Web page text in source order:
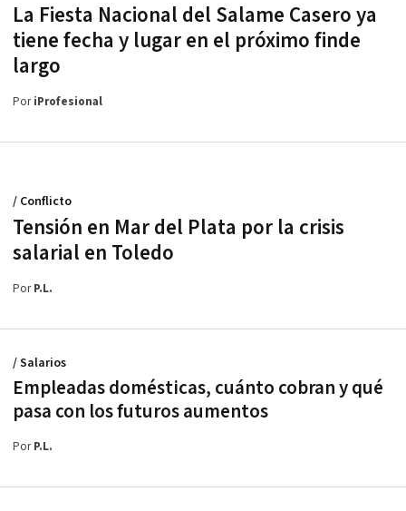
La Fiesta Nacional del Salame Casero ya
tiene fecha y lugar en el próximo finde
largo
PoriProfesional
Tensión en Mar del Plata por la crisis
salarial en Toledo
/ Conflicto
PorP.L.
Empleadas domésticas, cuánto cobran y qué
pasa con los futuros aumentos
/ Salarios
PorP.L.